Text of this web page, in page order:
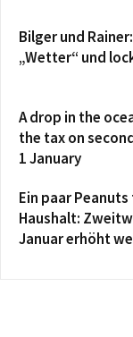
Bilger und
„Wetter“ und
A drop in the
the tax on
1 January
Ein paar
Haushalt:
Januar erhöht